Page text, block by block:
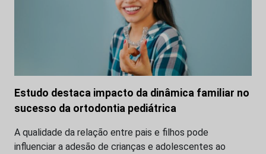
Estudo destaca impacto da dinâmica familiar no
sucesso da ortodontia pediátrica
A qualidade da relação entre pais e filhos pode
influenciar a adesão de crianças e adolescentes ao